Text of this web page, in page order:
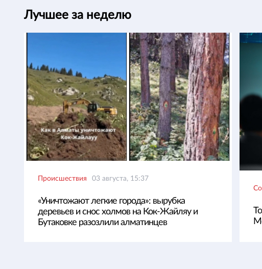
Лучшее за неделю
Происшествия 03 августа, 15:37
«Уничтожают легкие города»: вырубка
деревьев и снос холмов на Кок-Жайляу и
Бутаковке разозлили алматинцев